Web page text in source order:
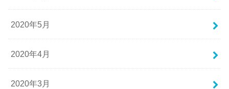
2020年5月
2020年4月
2020年3月